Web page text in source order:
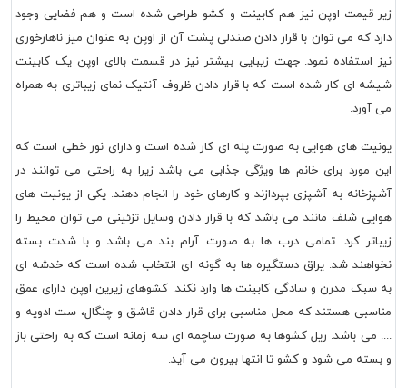
زیر قیمت اوپن نیز هم کابینت و کشو طراحی شده است و هم فضایی وجود
دارد که می توان با قرار دادن صندلی پشت آن از اوپن به عنوان میز ناهارخوری
نیز استفاده نمود. جهت زیبایی بیشتر نیز در قسمت بالای اوپن یک کابینت
شیشه ای کار شده است که با قرار دادن ظروف آنتیک نمای زیباتری به همراه
می آورد.
یونیت های هوایی به صورت پله ای کار شده است و دارای نور خطی است که
این مورد برای خانم ها ویژگی جذابی می باشد زیرا به راحتی می توانند در
آشپزخانه به آشپزی بپردازند و کارهای خود را انجام دهند. یکی از یونیت های
هوایی شلف مانند می باشد که با قرار دادن وسایل تزئینی می توان محیط را
زیباتر کرد. تمامی درب ها به صورت آرام بند می باشد و با شدت بسته
نخواهند شد. یراق دستگیره ها به گونه ای انتخاب شده است که خدشه ای
به سبک مدرن و سادگی کابینت ها وارد نکند. کشوهای زیرین اوپن دارای عمق
مناسبی هستند که محل مناسبی برای قرار دادن قاشق و چنگال، ست ادویه و
.... می باشد. ریل کشوها به صورت ساچمه ای سه زمانه است که به راحتی باز
و بسته می شود و کشو تا انتها بیرون می آید.